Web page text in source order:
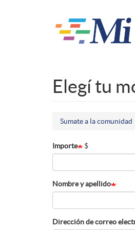
Elegí tu
Sumate a la comunidad
Importe $
Nombre y apellido
Dirección de correo